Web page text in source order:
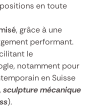
en toute
, grâce à une
performant.
le
notamment pour
en Suisse
,sculpture mécanique
).